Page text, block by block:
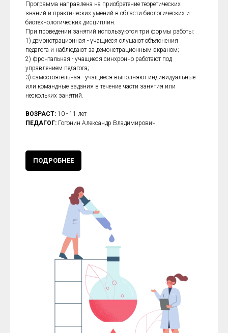
Программа направлена на приобретение теоретических
знаний и практических умений в области биологических и
биотехнологических дисциплин.
При проведении занятий используются три формы работы:
1) демонстрационная - учащиеся слушают объяснения
педагога и наблюдают за демонстрационным экраном;
2) фронтальная - учащиеся синхронно работают под
управлением педагога;
3) самостоятельная - учащиеся выполняют индивидуальные
или командные задания в течение части занятия или
нескольких занятий.
ВОЗРАСТ: 10 - 11 лет
ПЕДАГОГ: Гогонин Александр Владимирович
ПОДРОБНЕЕ